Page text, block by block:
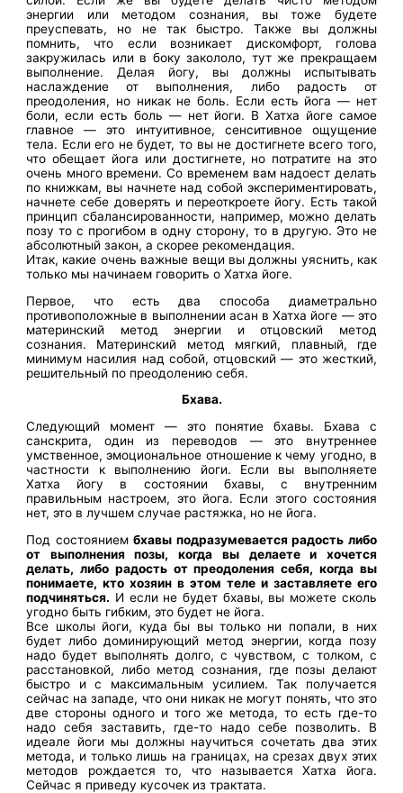
энергии или методом сознания, вы тоже будете
преуспевать, но не так быстро. Также вы должны
помнить, что если возникает дискомфорт, голова
закружилась или в боку закололо, тут же прекращаем
выполнение. Делая йогу, вы должны испытывать
наслаждение от выполнения, либо радость от
преодоления, но никак не боль. Если есть йога — нет
боли, если есть боль — нет йоги. В Хатха йоге самое
главное — это интуитивное, сенситивное ощущение
тела. Если его не будет, то вы не достигнете всего того,
что обещает йога или достигнете, но потратите на это
очень много времени. Со временем вам надоест делать
по книжкам, вы начнете над собой экспериментировать,
начнете себе доверять и переоткроете йогу. Есть такой
принцип сбалансированности, например, можно делать
позу то с прогибом в одну сторону, то в другую. Это не
абсолютный закон, а скорее рекомендация.
Итак, какие очень важные вещи вы должны уяснить, как
только мы начинаем говорить о Хатха йоге.
Первое, что есть два способа диаметрально
противоположные в выполнении асан в Хатха йоге — это
материнский метод энергии и отцовский метод
сознания. Материнский метод мягкий, плавный, где
минимум насилия над собой, отцовский — это жесткий,
решительный по преодолению себя.
Бхава.
Следующий момент — это понятие бхавы. Бхава с
санскрита, один из переводов — это внутреннее
умственное, эмоциональное отношение к чему угодно, в
частности к выполнению йоги. Если вы выполняете
Хатха йогу в состоянии бхавы, с внутренним
правильным настроем, это йога. Если этого состояния
нет, это в лучшем случае растяжка, но не йога.
Под состояниембхавы подразумевается радость либо
от выполнения позы, когда вы делаете и хочется
делать, либо радость от преодоления себя, когда вы
понимаете, кто хозяин в этом теле и заставляете его
подчиняться. И если не будет бхавы, вы можете сколь
угодно быть гибким, это будет не йога.
Все школы йоги, куда бы вы только ни попали, в них
будет либо доминирующий метод энергии, когда позу
надо будет выполнять долго, с чувством, с толком, с
расстановкой, либо метод сознания, где позы делают
быстро и с максимальным усилием. Так получается
сейчас на западе, что они никак не могут понять, что это
две стороны одного и того же метода, то есть где-то
надо себя заставить, где-то надо себе позволить. В
идеале йоги мы должны научиться сочетать два этих
метода, и только лишь на границах, на срезах двух этих
методов рождается то, что называется Хатха йога.
Сейчас я приведу кусочек из трактата.